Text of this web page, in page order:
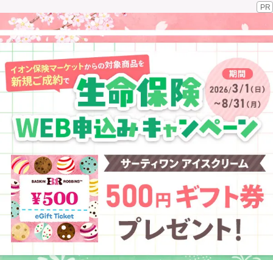
資料請求
（無料）
訪問相談
イオンカード会員さま専用保険
PR